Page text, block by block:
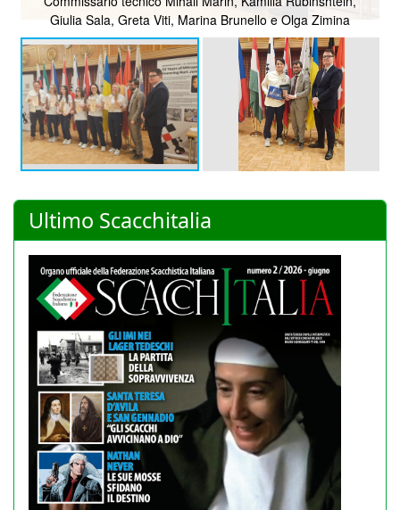
Giulia Sala, Greta Viti, Marina Brunello e Olga Zimina
Ultimo Scacchitalia